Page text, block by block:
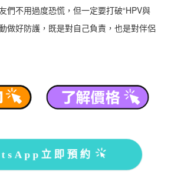
們不用過度恐慌，但一定要打破“HPV與
做好防護，既是對自己負責，也是對伴侶
立即預約